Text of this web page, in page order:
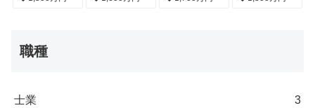
職種
士業 3